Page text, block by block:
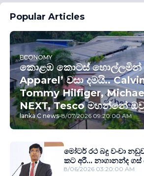
Popular Articles
ECONOMY
කොළඹ කොටස් හොල්ලමින්
Apparel’ වසා දමයි..
Tommy Hilfiger,
NEXT, Tesco මහන්නේ
lanka C news-8/07/2026 09:20:00 AM
මෝටර් රථ බදු වංචා
කට අරී... නාගානන්ද
8/06/2026 03:20:00 AM